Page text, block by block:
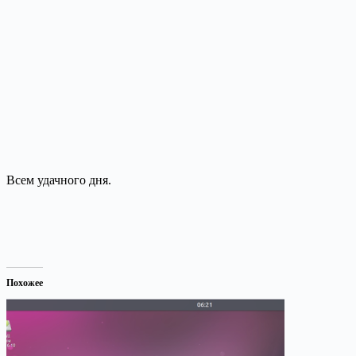
Всем удачного дня.
Похожее